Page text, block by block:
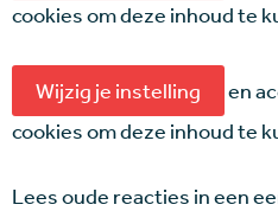
cookies om deze inhoud te
Wijzig je instelling
en
cookies om deze inhoud te
Lees oude reacties in een